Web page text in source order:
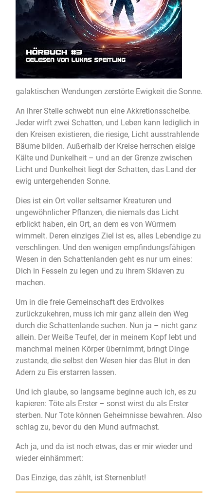
galaktischen Wendungen zerstörte Ewigkeit die Sonne.
An ihrer Stelle schwebt nun eine Akkretionsscheibe.
Jeder wirft zwei Schatten, und Leben kann lediglich in
den Kreisen existieren, die riesige, Licht ausstrahlende
Bäume bilden. Außerhalb der Kreise herrschen eisige
Kälte und Dunkelheit – und an der Grenze zwischen
Licht und Dunkelheit liegt der Schatten, das Land der
ewig untergehenden Sonne.
Dies ist ein Ort voller seltsamer Kreaturen und
ungewöhnlicher Pflanzen, die niemals das Licht
erblickt haben, ein Ort, an dem es von Würmern
wimmelt. Deren einziges Ziel ist es, alles Lebendige zu
verschlingen. Und den wenigen empfindungsfähigen
Wesen in den Schattenlanden geht es nur um eines:
Dich in Fesseln zu legen und zu ihrem Sklaven zu
machen.
Um in die freie Gemeinschaft des Erdvolkes
zurückzukehren, muss ich mir ganz allein den Weg
durch die Schattenlande suchen. Nun ja – nicht ganz
allein. Der Weiße Teufel, der in meinem Kopf lebt und
manchmal meinen Körper übernimmt, bringt Dinge
zustande, die selbst den Wesen hier das Blut in den
Adern zu Eis erstarren lassen.
Und ich glaube, so langsame beginne auch ich, es zu
kapieren: Töte als Erster – sonst wirst du als Erster
sterben. Nur Tote können Geheimnisse bewahren. Also
schlag zu, bevor du den Mund aufmachst.
Ach ja, und da ist noch etwas, das er mir wieder und
wieder einhämmert:
Das Einzige, das zählt, ist Sternenblut!